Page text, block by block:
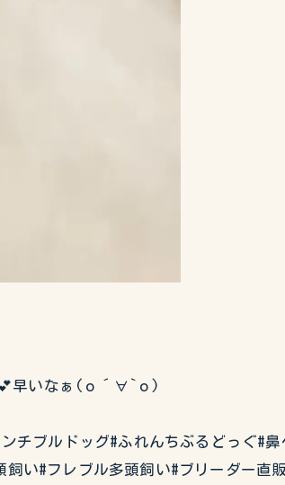
す💕早いなぁ(о´∀`о)
チブルドッグ#ふれんちぶるどっぐ#
い#フレブル多頭飼い#ブリーダー直